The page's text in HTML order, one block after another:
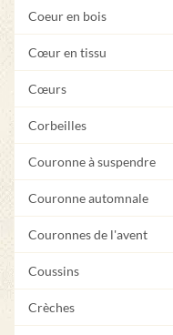
Coeur en bois
Cœur en tissu
Cœurs
Corbeilles
Couronne à suspendre
Couronne automnale
Couronnes de l'avent
Coussins
Crèches